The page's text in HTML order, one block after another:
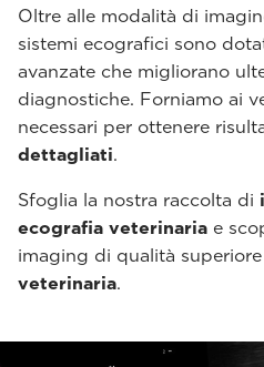
Oltre alle modalità di
sistemi ecografici sono
avanzate che migliorano
diagnostiche. Forniamo ai
necessari per ottenere
dettagliati.
Sfoglia la nostra raccolta di
ecografia veterinaria e
imaging di qualità
veterinaria.